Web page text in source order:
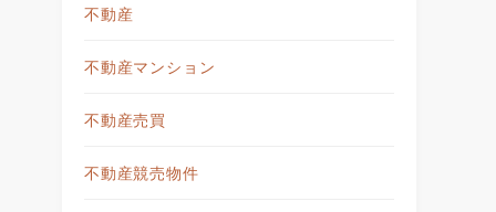
不動産
不動産マンション
不動産売買
不動産競売物件